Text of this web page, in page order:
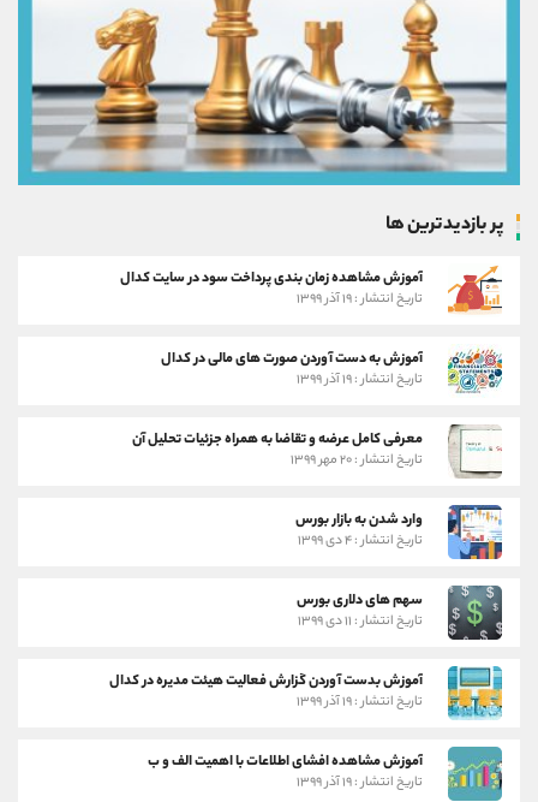
پر بازدیدترین ها
آموزش مشاهده زمان بندی پرداخت سود در سایت کدال
تاریخ انتشار : ۱۹ آذر ۱۳۹۹
آموزش به دست آوردن صورت های مالی در کدال
تاریخ انتشار : ۱۹ آذر ۱۳۹۹
معرفی کامل عرضه و تقاضا به همراه جزئیات تحلیل آن
تاریخ انتشار : ۲۰ مهر ۱۳۹۹
وارد شدن به بازار بورس
تاریخ انتشار : ۴ دی ۱۳۹۹
سهم های دلاری بورس
تاریخ انتشار : ۱۱ دی ۱۳۹۹
آموزش بدست آوردن گزارش فعالیت هیئت مدیره در کدال
تاریخ انتشار : ۱۹ آذر ۱۳۹۹
آموزش مشاهده افشای اطلاعات با اهمیت الف و ب
تاریخ انتشار : ۱۹ آذر ۱۳۹۹